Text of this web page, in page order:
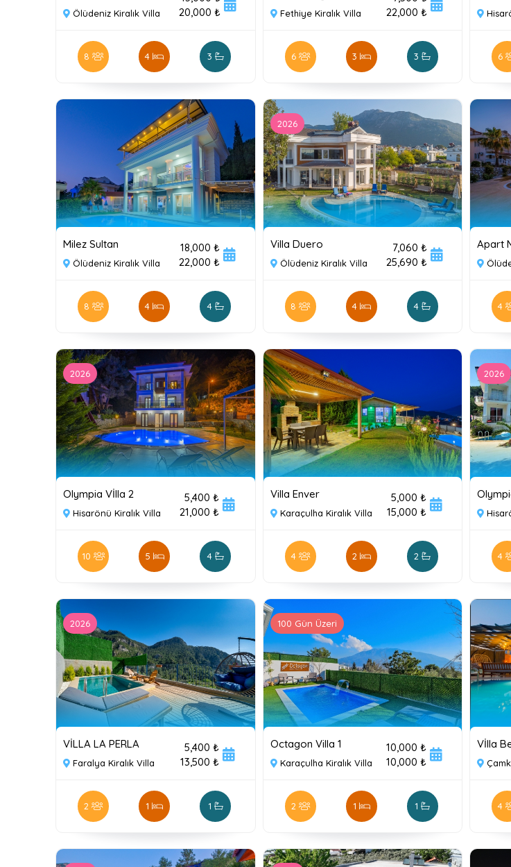
Ölüdeniz Kiralık Villa
20,000 ₺
8 4 3
Fethiye Kiralık Villa
22,000 ₺
6 3 3 6
Milez Sultan
Ölüdeniz Kiralık Villa
18,000 ₺
22,000 ₺
8 4 4
2026
Villa Duero
Ölüdeniz Kiralık Villa
7,060 ₺
25,690 ₺
8 4 4
Apart
4
2026
Olympia Vİlla 2
Hisarönü Kiralık Villa
5,400 ₺
21,000 ₺
10 5 4
Villa Enver
Karaçulha Kiralık Villa
5,000 ₺
15,000 ₺
4 2 2
2026
4
2026
VİLLA LA PERLA
Faralya Kiralık Villa
5,400 ₺
13,500 ₺
2 1 1
100 Gün Üzeri
Octagon Villa 1
Karaçulha Kiralık Villa
10,000 ₺
10,000 ₺
2 1 1
Vİlla
4